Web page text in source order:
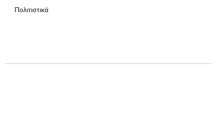
Πολιτιστικά